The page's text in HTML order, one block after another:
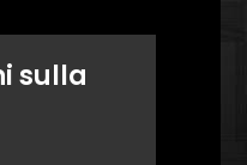
sulla